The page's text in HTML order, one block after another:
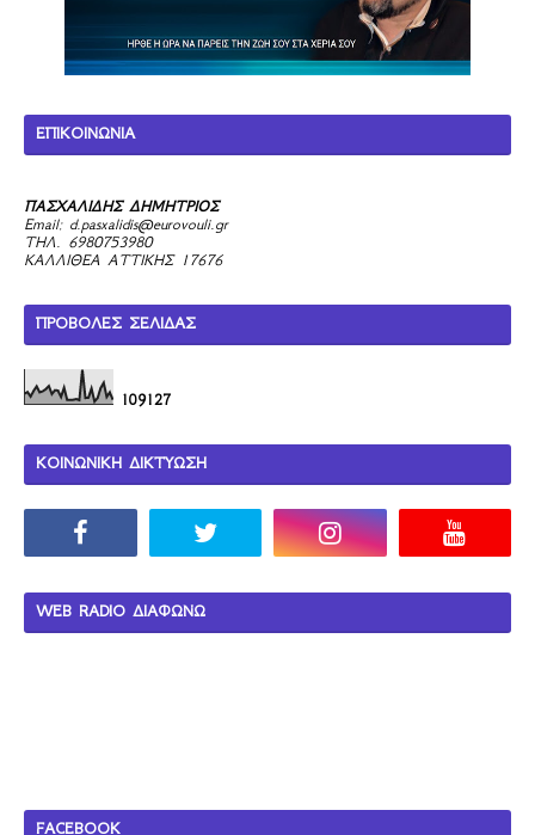
ΕΠΙΚΟΙΝΩΝΙΑ
ΠΑΣΧΑΛΙΔΗΣ ΔΗΜΗΤΡΙΟΣ
Email: d.pasxalidis@eurovouli.gr
ΤΗΛ. 6980753980
ΚΑΛΛΙΘΕΑ ΑΤΤΙΚΗΣ 17676
ΠΡΟΒΟΛΕΣ ΣΕΛΙΔΑΣ
109127
ΚΟΙΝΩΝΙΚΗ ΔΙΚΤΥΩΣΗ
WEB RADIO ΔΙΑΦΩΝΩ
FACEBOOK